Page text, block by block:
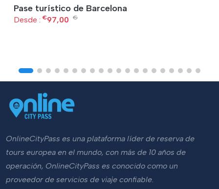
Pase turístico de Barcelona
Desde : €97,00 €
OnlineCityPass es una plataforma líder de reserva de
tours europea en el mundo, con más de 10 años de
operación, OnlineCityPass es conocido como un
proveedor de servicios de viaje confiable.